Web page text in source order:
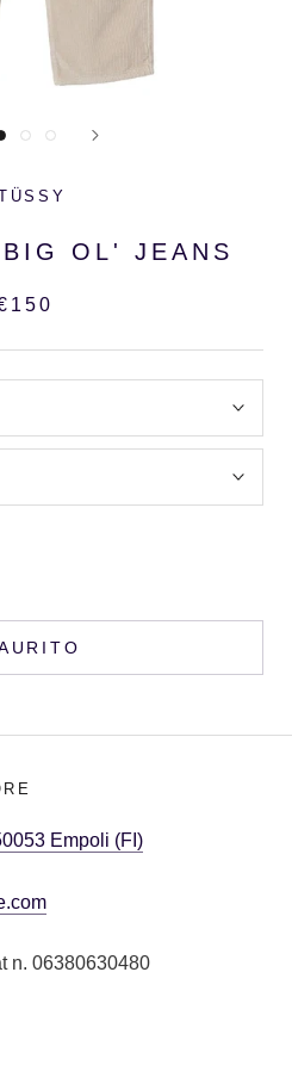
BIG OL' JEANS
Empoli (FI)
n. 06380630480